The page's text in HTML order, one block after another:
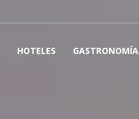
HOTELES GASTRONOMÍA